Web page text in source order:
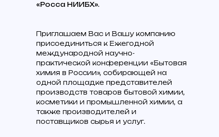
банкет
Спонсор+
от 750 000 ₽*
• Индивидуальный спонсорский
пакет с учётом пожеланий
участника
«‎Росса НИИБХ».
Приглашаем Вас и Вашу компанию
присоединиться к Ежегодной
международной научно-
практической конференции «Бытовая
химия в России», собирающей на
одной площадке представителей
производств товаров бытовой химии,
косметики и промышленной химии, а
также производителей и
поставщиков сырья и услуг.